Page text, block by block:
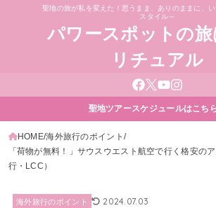
聖地の旅が私を変えた！思うまま、ありのままに、
スタイル～
パワースポットの
リチュアル
聖地ツアースケジュールはこち
HOME 海外旅行のポイント
「荷物が無料！」サウスウエスト航空で行く格安の
行・LCC）
海外旅行のポイント 2024.07.03